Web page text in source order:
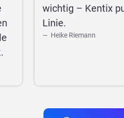
wichtig – Kentix
Linie.
Heike Riemann